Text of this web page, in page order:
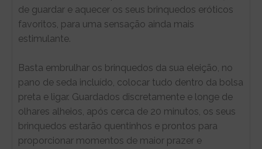
de guardar e aquecer os seus brinquedos eróticos
favoritos, para uma sensação ainda mais
estimulante.
Basta embrulhar os brinquedos da sua eleição, no
pano de seda incluído, colocar tudo dentro da bolsa
preta e ligar. Guardados discretamente e longe de
olhares alheios, após cerca de 20 minutos, os seus
brinquedos estarão quentinhos e prontos para
proporcionar momentos de maior prazer e